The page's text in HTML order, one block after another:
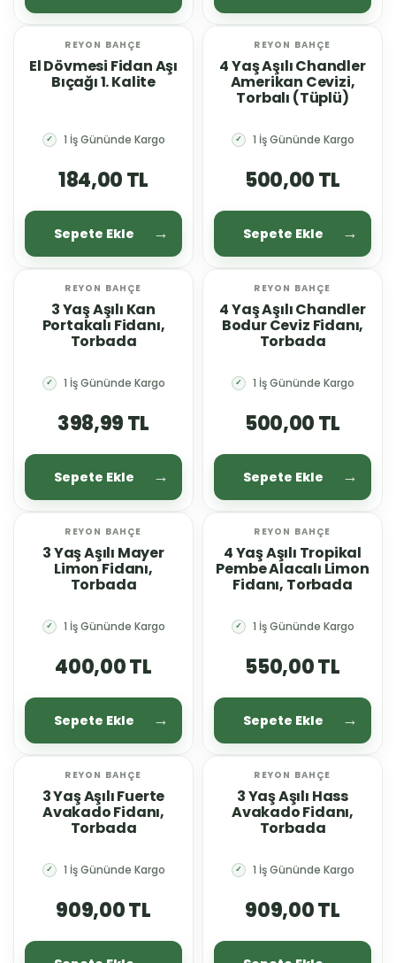
REYON BAHÇE
El Dövmesi Fidan Aşı
Bıçağı 1. Kalite
✓ 1 İş Gününde Kargo
184,00 TL
Sepete Ekle
REYON BAHÇE
4 Yaş Aşılı Chandler
Amerikan Cevizi,
Torbalı (Tüplü)
✓ 1 İş Gününde Kargo
500,00 TL
Sepete Ekle
REYON BAHÇE
3 Yaş Aşılı Kan
Portakalı Fidanı,
Torbada
✓ 1 İş Gününde Kargo
398,99 TL
Sepete Ekle
REYON BAHÇE
4 Yaş Aşılı Chandler
Bodur Ceviz Fidanı,
Torbada
✓ 1 İş Gününde Kargo
500,00 TL
Sepete Ekle
REYON BAHÇE
3 Yaş Aşılı Mayer
Limon Fidanı,
Torbada
✓ 1 İş Gününde Kargo
400,00 TL
Sepete Ekle
REYON BAHÇE
4 Yaş Aşılı Tropikal
Pembe Alacalı Limon
Fidanı, Torbada
✓ 1 İş Gününde Kargo
550,00 TL
Sepete Ekle
REYON BAHÇE
3 Yaş Aşılı Fuerte
Avakado Fidanı,
Torbada
✓ 1 İş Gününde Kargo
909,00 TL
REYON BAHÇE
3 Yaş Aşılı Hass
Avakado Fidanı,
Torbada
✓ 1 İş Gününde Kargo
909,00 TL